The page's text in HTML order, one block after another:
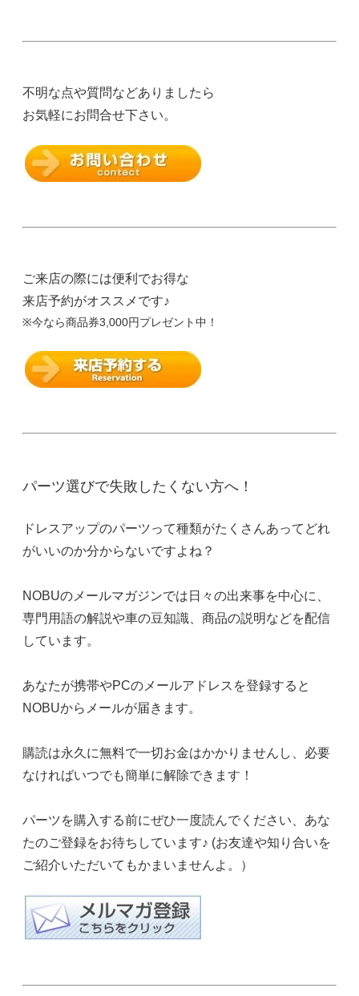
不明な点や質問などありましたら
お気軽にお問合せ下さい。
ご来店の際には便利でお得な
来店予約がオススメです♪
※今なら商品券3,000円プレゼント中！
パーツ選びで失敗したくない方へ！
ドレスアップのパーツって種類がたくさんあってどれ
がいいのか分からないですよね？
NOBUのメールマガジンでは日々の出来事を中心に、
専門用語の解説や車の豆知識、商品の説明などを配信
しています。
あなたが携帯やPCのメールアドレスを登録すると
NOBUからメールが届きます。
購読は永久に無料で一切お金はかかりませんし、必要
なければいつでも簡単に解除できます！
パーツを購入する前にぜひ一度読んでください、あな
たのご登録をお待ちしています♪ (お友達や知り合いを
ご紹介いただいてもかまいませんよ。）